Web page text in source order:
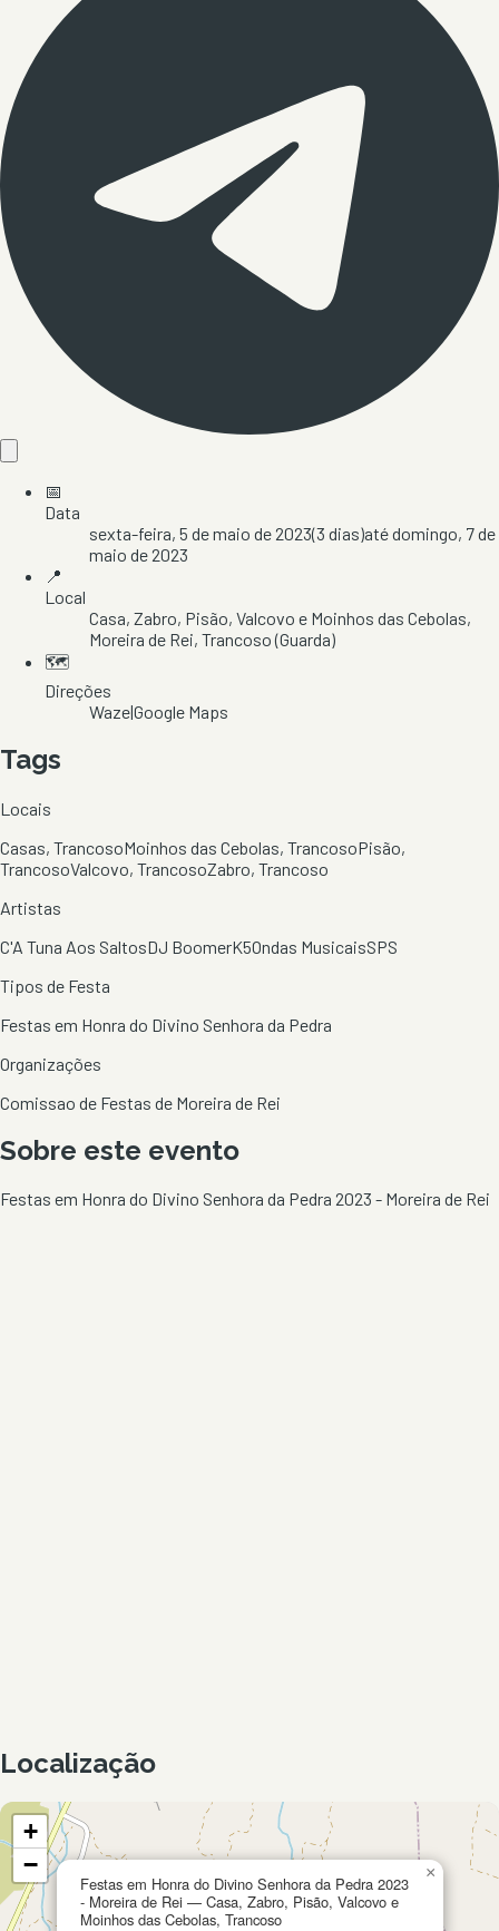
📅
Data
sexta-feira, 5 de maio de 2023(3 dias)atédomingo, 7 de
maio de 2023
📍
Local
Casa, Zabro, Pisão, Valcovo e Moinhos das Cebolas,
Moreira de Rei, Trancoso(Guarda)
🗺️
Direções
Waze|Google Maps
Tags
Locais
Casas, TrancosoMoinhos das Cebolas, TrancosoPisão,
TrancosoValcovo, TrancosoZabro, Trancoso
Artistas
C'A Tuna Aos SaltosDJ BoomerK5Ondas MusicaisSPS
Tipos de Festa
Festas em Honra do Divino Senhora da Pedra
Organizações
Comissao de Festas de Moreira de Rei
Sobre este evento
Festas em Honra do Divino Senhora da Pedra 2023 - Moreira de Rei
Localização
Festas em Honra do Divino Senhora da Pedra 2023
- Moreira de Rei — Casa, Zabro, Pisão, Valcovo e
Moinhos das Cebolas, Trancoso
×
+
−